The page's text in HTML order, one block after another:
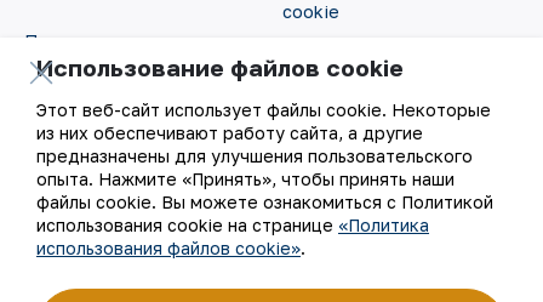
Пресс-центр
Цифровое правительство
cookie
Открытые данные
RSS - лента
Использование файлов cookie
Этот веб-сайт использует файлы cookie. Некоторые
из них обеспечивают работу сайта, а другие
предназначены для улучшения пользовательского
опыта. Нажмите «Принять», чтобы принять наши
файлы cookie. Вы можете ознакомиться с Политикой
использования cookie на странице «Политика
использования файлов cookie».